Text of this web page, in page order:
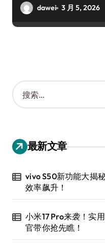
dawei 3 月 5, 2026
搜
索
：
最新文章
vivo S50新功能大揭
效率飙升！
小米17 Pro来袭！实
官带你抢先瞧！